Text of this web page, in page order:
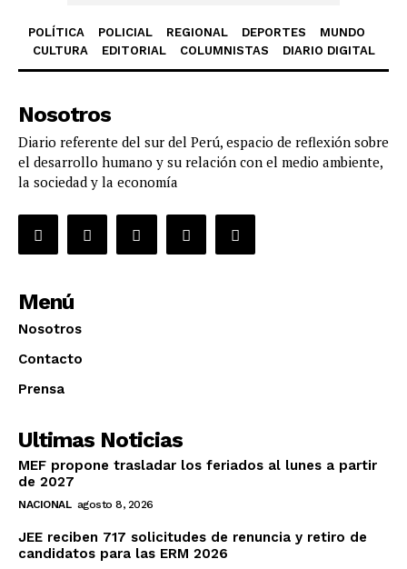
POLÍTICA POLICIAL REGIONAL DEPORTES
MUNDO
CULTURA
EDITORIAL COLUMNISTAS DIARIO DIGITAL
Nosotros
Diario referente del sur del Perú, espacio de reflexión sobre
el desarrollo humano y su relación con el medio ambiente,
la sociedad y la economía
Menú
Nosotros
Contacto
Prensa
Ultimas Noticias
MEF propone trasladar los feriados al lunes a partir
de 2027
NACIONAL agosto 8, 2026
JEE reciben 717 solicitudes de renuncia y retiro de
candidatos para las ERM 2026